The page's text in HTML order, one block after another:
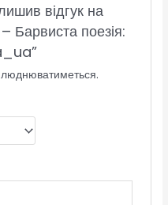
відгук на
Барвиста поезія: